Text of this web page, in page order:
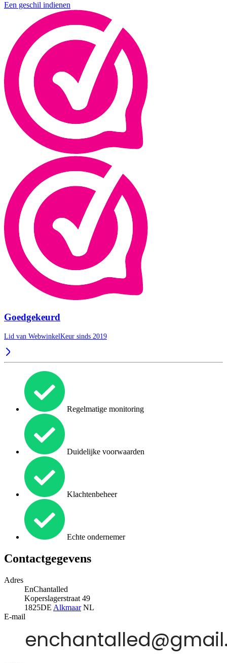
Een geschil indienen
Goedgekeurd
Lid van WebwinkelKeur sinds 2019
Regelmatige monitoring
Duidelijke voorwaarden
Klachtenbeheer
Echte ondernemer
Contactgegevens
Adres
EnChantalled
Koperslagerstraat 49
1825DE AlkmaarNL
E-mail